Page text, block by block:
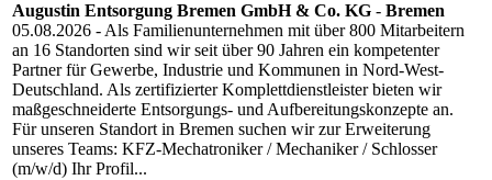
Augustin Entsorgung Bremen GmbH & Co. KG - Bremen
05.08.2026 - Als Familienunternehmen mit über 800 Mitarbeitern
an 16 Standorten sind wir seit über 90 Jahren ein kompetenter
Partner für Gewerbe, Industrie und Kommunen in Nord-West-
Deutschland. Als zertifizierter Komplettdienstleister bieten wir
maßgeschneiderte Entsorgungs- und Aufbereitungskonzepte an.
Für unseren Standort in Bremen suchen wir zur Erweiterung
unseres Teams: KFZ-Mechatroniker / Mechaniker / Schlosser
(m/w/d) Ihr Profil...